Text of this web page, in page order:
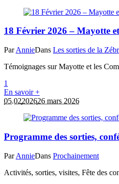
18 Février 2026 – Mayotte
ParAnnieDans Les sorties de la
Témoignages sur Mayotte et les
1
En savoir +
05.02202626 mars 2026
Programme des sorties,
ParAnnieDans Prochainement
Activités, sorties, visites, Fête des